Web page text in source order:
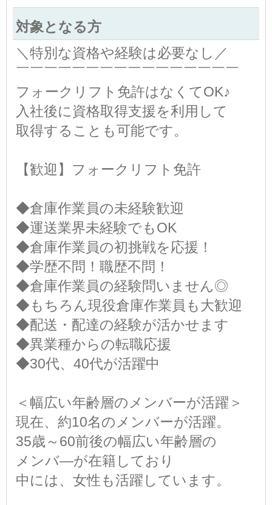
対象となる方
＼特別な資格や経験は必要なし／
￣￣￣￣￣￣￣￣￣￣￣￣￣￣￣￣
フォークリフト免許はなくてOK♪
入社後に資格取得支援を利用して
取得することも可能です。
【歓迎】フォークリフト免許
◆倉庫作業員の未経験歓迎
◆運送業界未経験でもOK
◆倉庫作業員の初挑戦を応援！
◆学歴不問！職歴不問！
◆倉庫作業員の経験問いません◎
◆もちろん現役倉庫作業員も大歓迎
◆配送・配達の経験が活かせます
◆異業種からの転職応援
◆30代、40代が活躍中
＜幅広い年齢層のメンバーが活躍＞
現在、約10名のメンバーが活躍。
35歳～60前後の幅広い年齢層の
メンバ―が在籍しており
中には、女性も活躍しています。